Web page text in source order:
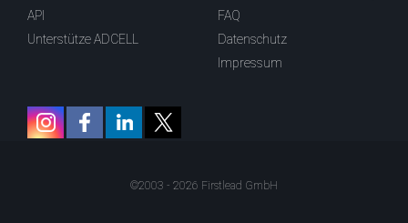
API
Unterstütze ADCELL
FAQ
Datenschutz
Impressum
©2003 - 2026 Firstlead GmbH